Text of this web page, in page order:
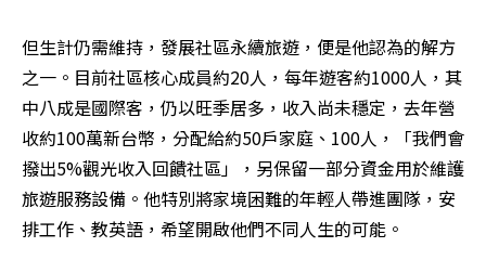
但生計仍需維持，發展社區永續旅遊，便是他認為的解方
之一。目前社區核心成員約20人，每年遊客約1000人，其
中八成是國際客，仍以旺季居多，收入尚未穩定，去年營
收約100萬新台幣，分配給約50戶家庭、100人，「我們會
撥出5%觀光收入回饋社區」，另保留一部分資金用於維護
旅遊服務設備。他特別將家境困難的年輕人帶進團隊，安
排工作、教英語，希望開啟他們不同人生的可能。